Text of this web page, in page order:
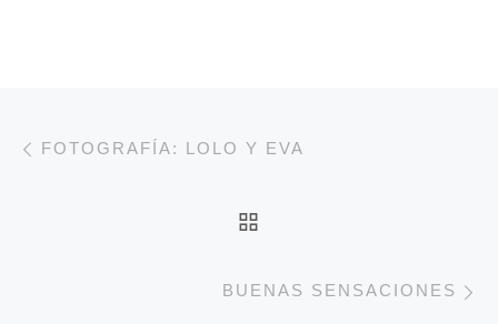
Navegación de entradas
FOTOGRAFÍA: LOLO Y EVA
BUENAS SENSACIONES